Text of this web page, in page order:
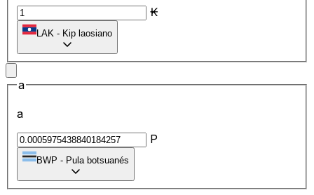
₭
LAK - Kip laosiano
a
a
P
BWP - Pula botsuanés